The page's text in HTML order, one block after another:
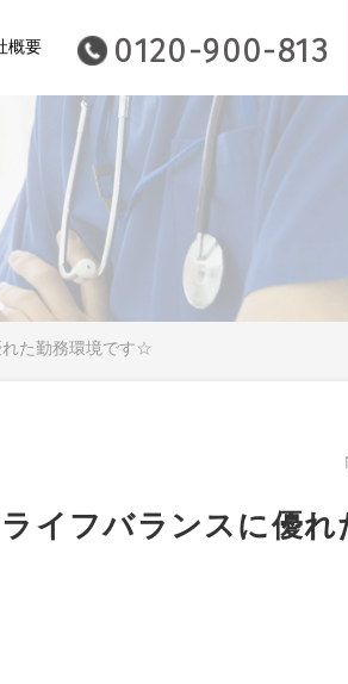
概要 0120-900-813
れた勤務環境です☆
イフバランスに優れ